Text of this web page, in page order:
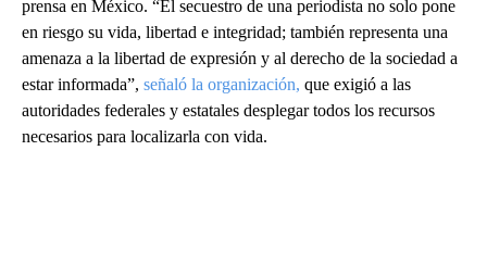
prensa en México. “El secuestro de una periodista no solo pone
en riesgo su vida, libertad e integridad; también representa una
amenaza a la libertad de expresión y al derecho de la sociedad a
estar informada”, señaló la organización, que exigió a las
autoridades federales y estatales desplegar todos los recursos
necesarios para localizarla con vida.